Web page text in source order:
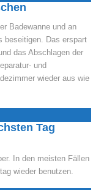
Badewanne und an
beseitigen. Das erspart
das Abschlagen der
und
wieder aus wie
Tag
In den meisten Fällen
wieder benutzen.